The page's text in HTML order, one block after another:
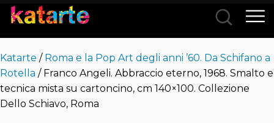
Categorie
Katarte / Roma e la Pop Art degli anni ’60. Da Schifano a
Rotella / Franco Angeli. Abbraccio eterno, 1968. Smalto e
tecnica mista su cartoncino, cm 140×100. Collezione
Dello Schiavo, Roma